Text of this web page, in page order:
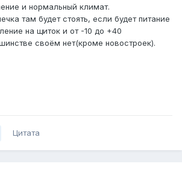
и нормальный климат.
там будет стоять, если будет питание
на щиток и от -10 до +40
своём нет(кроме новостроек).
Цитата